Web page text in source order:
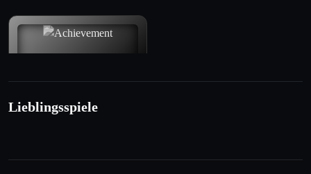
Lieblingsspiele